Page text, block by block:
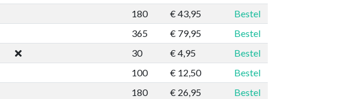
180
€ 43,95
Bestel
365
€ 79,95
Bestel
30 € 4,95
Bestel
100
€ 12,50
Bestel
180
€ 26,95
Bestel